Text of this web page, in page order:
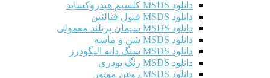
دانلود MSDS کلسیم هیدروکساید
دانلود MSDS فنول فتالئین
دانلود MSDS سیمان پرتلند معمولی
دانلود MSDS شن و ماسه
دانلود MSDS سنگ دانه الیگودرز
دانلود MSDS رنگ پودری
دانلود MSDS روغن موتور